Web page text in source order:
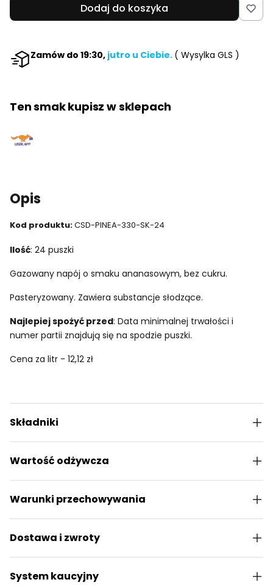
Dodaj do koszyka
Zamów do 19:30, jutro u Ciebie. ( Wysylka GLS )
Ten smak kupisz w sklepach
Opis
Kod produktu:CSD-PINEA-330-SK-24
Ilość: 24 puszki
Gazowany napój o smaku ananasowym, bez cukru.
Pasteryzowany. Zawiera substancje słodzące.
Najlepiej spożyć przed: Data minimalnej trwałości i
numer partii znajdują się na spodzie puszki.
Cena za litr - 12,12 zł
Składniki
Wartość odżywcza
Warunki przechowywania
Dostawa i zwroty
System kaucyjny